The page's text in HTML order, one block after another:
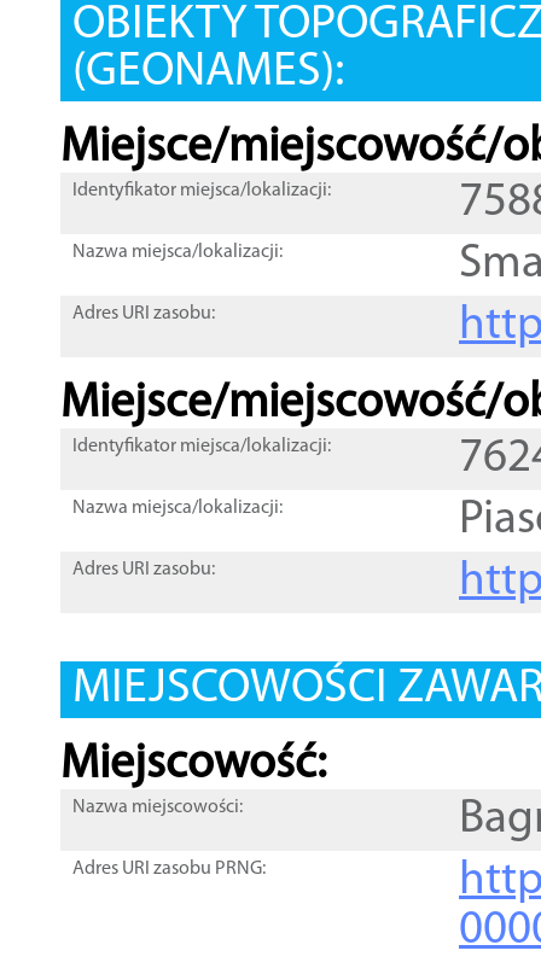
OBIEKTY
(GEONAMES):
Miejsce/miejscowość/
Identyfikator miejsca/lokalizacji:
Nazwa miejsca/lokalizacji:
Adres URI zasobu:
Miejsce/miejscowość/
Identyfikator miejsca/lokalizacji:
Nazwa miejsca/lokalizacji:
Adres URI zasobu:
MIEJSCOWOŚCI
Miejscowość:
Nazwa miejscowości:
Adres URI zasobu PRNG: